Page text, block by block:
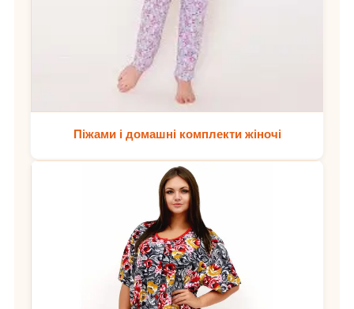
Піжами і домашні комплекти жіночі